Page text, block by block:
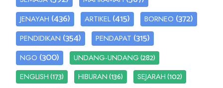
JENAYAH (436) ARTIKEL (415) BORNEO (372)
PENDIDIKAN (354) PENDAPAT (315)
NGO (300) UNDANG-UNDANG(282)
ENGLISH(173) HIBURAN(136) SEJARAH(102)